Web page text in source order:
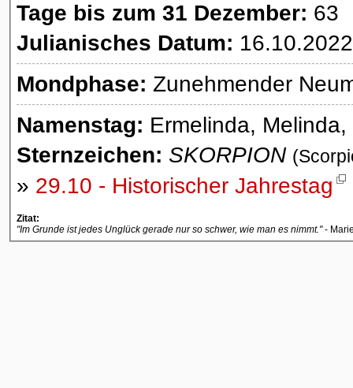
Tage bis zum 31 Dezember: 63
Julianisches Datum: 16.10.2022
Mondphase: Zunehmender
Namenstag: Ermelinda,
Sternzeichen: SKORPION
» 29.10 - Historischer Jahrestag
Zitat:
"Im Grunde ist jedes Unglück gerade nur so schwer, wie man es nimmt."-